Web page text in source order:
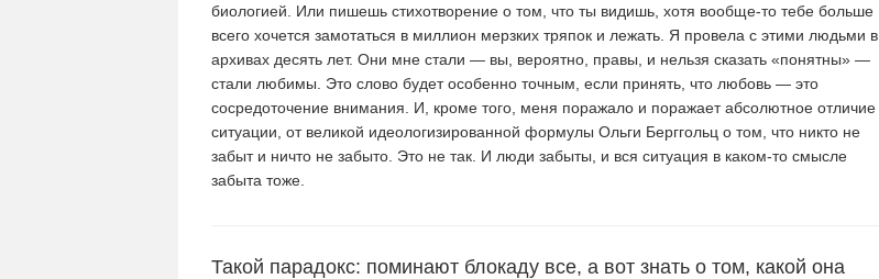
биологией. Или пишешь стихотворение о том, что ты видишь, хотя вообще-то тебе больше
всего хочется замотаться в миллион мерзких тряпок и лежать. Я провела с этими людьми в
архивах десять лет. Они мне стали — вы, вероятно, правы, и нельзя сказать «понятны» —
стали любимы. Это слово будет особенно точным, если принять, что любовь — это
сосредоточение внимания. И, кроме того, меня поражало и поражает абсолютное отличие
ситуации, от великой идеологизированной формулы Ольги Берггольц о том, что никто не
забыт и ничто не забыто. Это не так. И люди забыты, и вся ситуация в каком-то смысле
забыта тоже.
Такой парадокс: поминают блокаду все, а вот знать о том, какой она